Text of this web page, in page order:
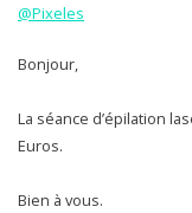
@Pixeles
Bonjour,
La séance d’épilation
Euros.
Bien à vous.